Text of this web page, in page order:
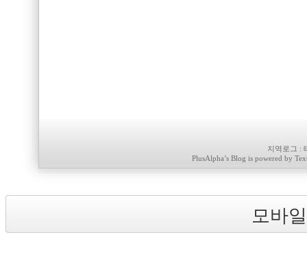
지역로그 :
PlusAlpha’s Blog is powered by
모바